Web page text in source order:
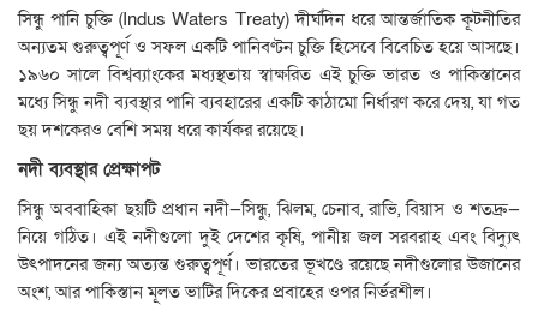
সিন্ধু পানি চুক্তি (Indus Waters Treaty) দীর্ঘদিন ধরে আন্তর্জাতিক কূটনীতির
অন্যতম গুরুত্বপূর্ণ ও সফল একটি পানিবণ্টন চুক্তি হিসেবে বিবেচিত হয়ে আসছে।
১৯৬০ সালে বিশ্বব্যাংকের মধ্যস্থতায় স্বাক্ষরিত এই চুক্তি ভারত ও পাকিস্তানের
মধ্যে সিন্ধু নদী ব্যবস্থার পানি ব্যবহারের একটি কাঠামো নির্ধারণ করে দেয়, যা গত
ছয় দশকেরও বেশি সময় ধরে কার্যকর রয়েছে।
নদী ব্যবস্থার প্রেক্ষাপট
সিন্ধু অববাহিকা ছয়টি প্রধান নদী—সিন্ধু, ঝিলম, চেনাব, রাভি, বিয়াস ও শতদ্রু—
নিয়ে গঠিত। এই নদীগুলো দুই দেশের কৃষি, পানীয় জল সরবরাহ এবং বিদ্যুৎ
উৎপাদনের জন্য অত্যন্ত গুরুত্বপূর্ণ। ভারতের ভূখণ্ডে রয়েছে নদীগুলোর উজানের
অংশ, আর পাকিস্তান মূলত ভাটির দিকের প্রবাহের ওপর নির্ভরশীল।